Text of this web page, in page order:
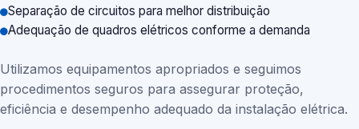
Separação de circuitos para melhor distribuição
Adequação de quadros elétricos conforme a demanda
Utilizamos equipamentos apropriados e seguimos
procedimentos seguros para assegurar proteção,
eficiência e desempenho adequado da instalação elétrica.